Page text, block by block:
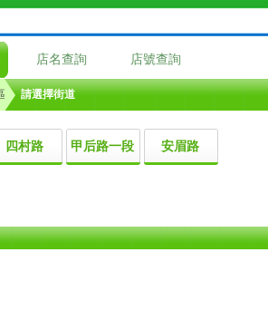
店名查詢 店號查詢
請選擇街道
四村路 甲后路一段 安眉路